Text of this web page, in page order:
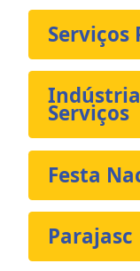
Serviços
Serviços
Festa
Parajasc